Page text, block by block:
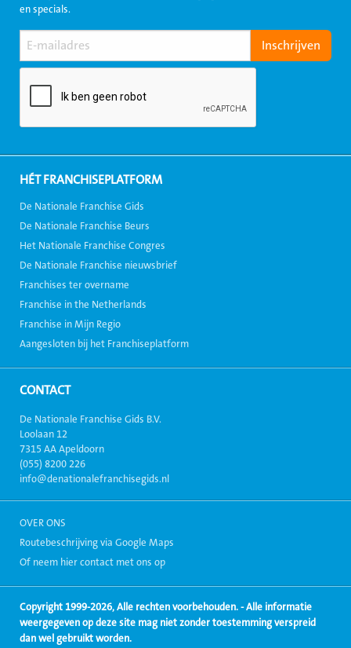
en specials.
HÉT FRANCHISEPLATFORM
De Nationale Franchise Gids
De Nationale Franchise Beurs
Het Nationale Franchise Congres
De Nationale Franchise nieuwsbrief
Franchises ter overname
Franchise in the Netherlands
Franchise in Mijn Regio
Aangesloten bij het Franchiseplatform
CONTACT
De Nationale Franchise Gids B.V.
Loolaan 12
7315 AA Apeldoorn
(055) 8200 226
info@denationalefranchisegids.nl
OVER ONS
Routebeschrijving via Google Maps
Of neem hier contact met ons op
Copyright 1999-2026, Alle rechten voorbehouden. - Alle informatie
weergegeven op deze site mag niet zonder toestemming verspreid
dan wel gebruikt worden.